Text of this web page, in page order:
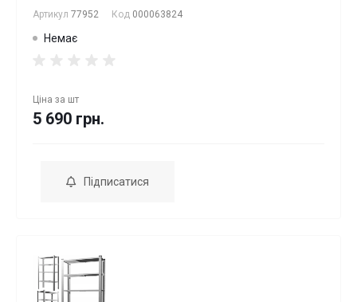
Артикул 77952 Код 000063824
Немає
Ціна за шт
5 690 грн.
Підписатися